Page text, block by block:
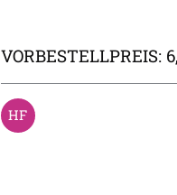
VORBESTELLPREIS: